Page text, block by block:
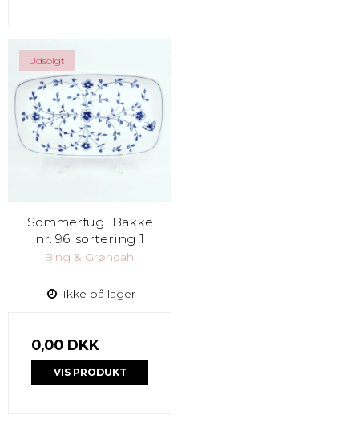
Udsolgt
Sommerfugl Bakke
nr. 96. sortering 1
Bing & Grøndahl
Ikke på lager
0,00 DKK
VIS PRODUKT